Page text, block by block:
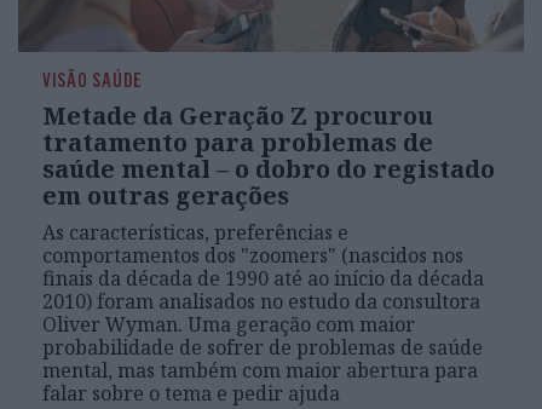
VISÃO SAÚDE
Metade da Geração Z procurou
tratamento para problemas de
saúde mental – o dobro do registado
em outras gerações
As características, preferências e
comportamentos dos "zoomers" (nascidos nos
finais da década de 1990 até ao início da década
2010) foram analisados no estudo da consultora
Oliver Wyman. Uma geração com maior
probabilidade de sofrer de problemas de saúde
mental, mas também com maior abertura para
falar sobre o tema e pedir ajuda